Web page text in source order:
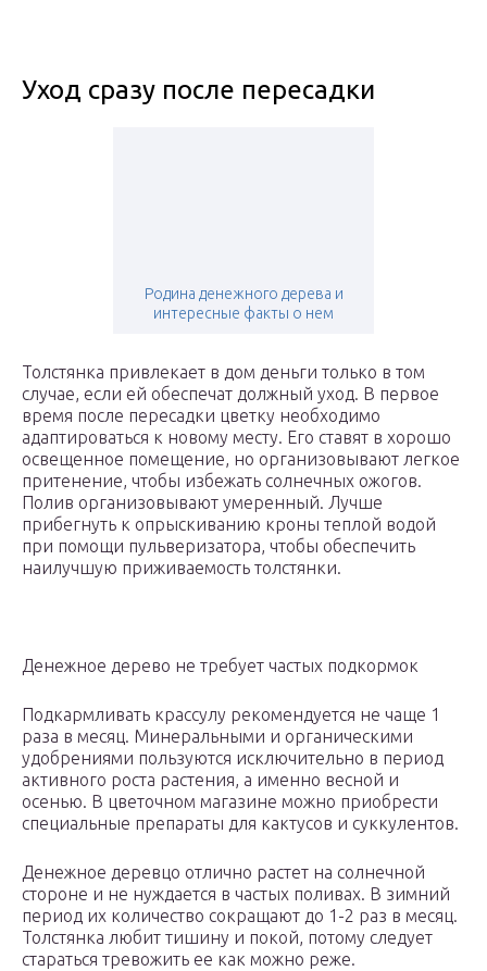
Уход сразу после пересадки
Родина денежного дерева и
интересные факты о нем
Толстянка привлекает в дом деньги только в том
случае, если ей обеспечат должный уход. В первое
время после пересадки цветку необходимо
адаптироваться к новому месту. Его ставят в хорошо
освещенное помещение, но организовывают легкое
притенение, чтобы избежать солнечных ожогов.
Полив организовывают умеренный. Лучше
прибегнуть к опрыскиванию кроны теплой водой
при помощи пульверизатора, чтобы обеспечить
наилучшую приживаемость толстянки.
Денежное дерево не требует частых подкормок
Подкармливать крассулу рекомендуется не чаще 1
раза в месяц. Минеральными и органическими
удобрениями пользуются исключительно в период
активного роста растения, а именно весной и
осенью. В цветочном магазине можно приобрести
специальные препараты для кактусов и суккулентов.
Денежное деревцо отлично растет на солнечной
стороне и не нуждается в частых поливах. В зимний
период их количество сокращают до 1-2 раз в месяц.
Толстянка любит тишину и покой, потому следует
стараться тревожить ее как можно реже.